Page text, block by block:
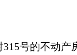
号的不动产